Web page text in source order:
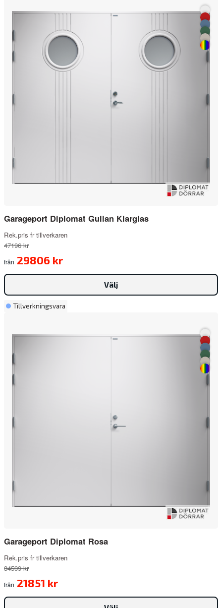
Garageport Diplomat Gullan Klarglas
Rek.pris fr tillverkaren
47196 kr
från 29806 kr
Välj
Tillverkningsvara
Garageport Diplomat Rosa
Rek.pris fr tillverkaren
34599 kr
från 21851 kr